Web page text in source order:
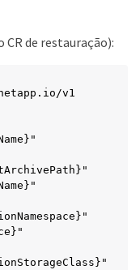
de restauração):
v1